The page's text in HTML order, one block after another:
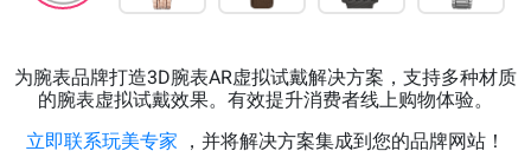
为腕表品牌打造3D腕表AR虚拟试戴解决方案，支持多种材质
的腕表虚拟试戴效果。有效提升消费者线上购物体验。
立即联系玩美专家
，并将解决方案集成到您的品牌网站！